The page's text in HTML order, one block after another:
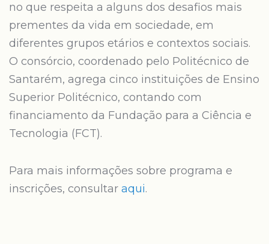
no que respeita a alguns dos desafios mais
prementes da vida em sociedade, em
diferentes grupos etários e contextos sociais.
O consórcio, coordenado pelo Politécnico de
Santarém, agrega cinco instituições de Ensino
Superior Politécnico, contando com
financiamento da Fundação para a Ciência e
Tecnologia (FCT).
Para mais informações sobre programa e
inscrições, consultar aqui.